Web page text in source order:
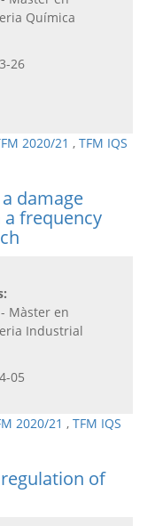
Química
26
2020/21 , TFM IQS
damage
frequency
- Màster en
Industrial
05
2020/21 , TFM IQS
of